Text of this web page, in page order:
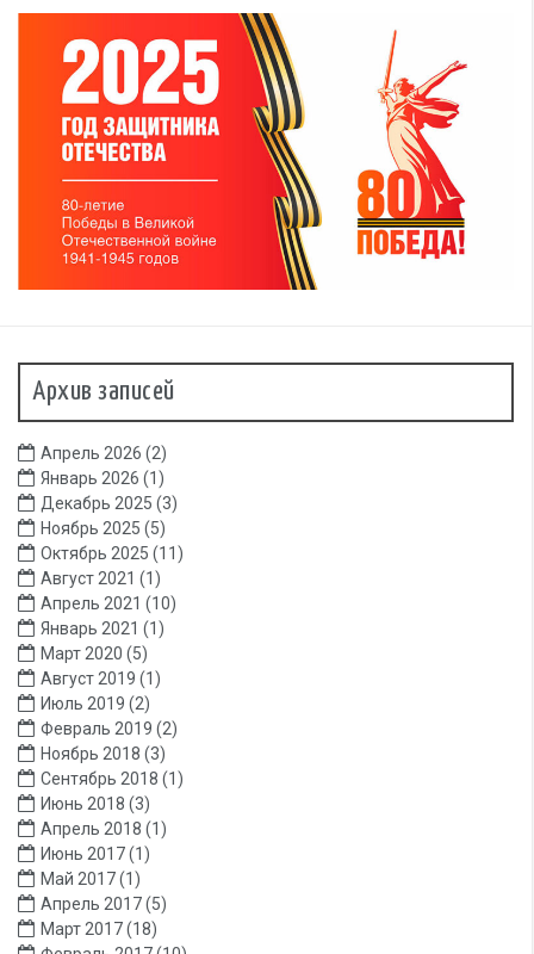
Архив записей
Апрель 2026 (2)
Январь 2026 (1)
Декабрь 2025 (3)
Ноябрь 2025 (5)
Октябрь 2025 (11)
Август 2021 (1)
Апрель 2021 (10)
Январь 2021 (1)
Март 2020 (5)
Август 2019 (1)
Июль 2019 (2)
Февраль 2019 (2)
Ноябрь 2018 (3)
Сентябрь 2018 (1)
Июнь 2018 (3)
Апрель 2018 (1)
Июнь 2017(1)
Май 2017(1)
Апрель 2017(5)
Март 2017(18)